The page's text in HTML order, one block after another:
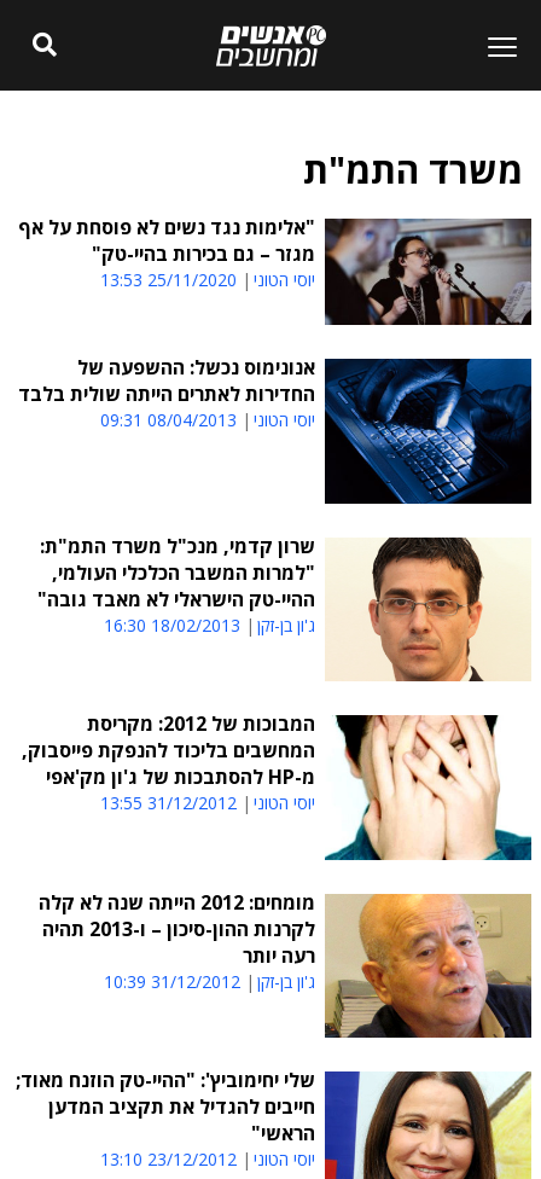
משרד התמ"ת
"אלימות נגד נשים לא פוסחת על אף
מגזר – גם בכירות בהיי-טק"
יוסי הטוני 25/11/2020 13:53
אנונימוס נכשל: ההשפעה של
החדירות לאתרים הייתה שולית בלבד
יוסי הטוני 08/04/2013 09:31
שרון קדמי, מנכ"ל משרד התמ"ת:
"למרות המשבר הכלכלי העולמי,
ההיי-טק הישראלי לא מאבד גובה"
ג'ון בן-זקן 18/02/2013 16:30
המבוכות של 2012: מקריסת
המחשבים בליכוד להנפקת פייסבוק,
מ-HP להסתבכות של ג'ון מק'אפי
יוסי הטוני 31/12/2012 13:55
מומחים: 2012 הייתה שנה לא קלה
לקרנות ההון-סיכון – ו-2013 תהיה
רעה יותר
ג'ון בן-זקן 31/12/2012 10:39
שלי יחימוביץ': "ההיי-טק הוזנח מאוד;
חייבים להגדיל את תקציב המדען
הראשי"
יוסי הטוני 23/12/2012 13:10